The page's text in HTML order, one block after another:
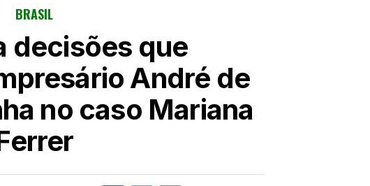
BRASIL
decisões que
André de
no caso Mariana